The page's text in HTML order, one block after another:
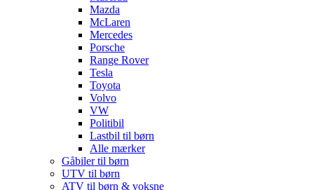
Mazda
McLaren
Mercedes
Porsche
Range Rover
Tesla
Toyota
Volvo
VW
Politibil
Lastbil til børn
Alle mærker
Gåbiler til børn
UTV til børn
ATV til børn & voksne